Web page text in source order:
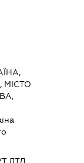
МІСТО